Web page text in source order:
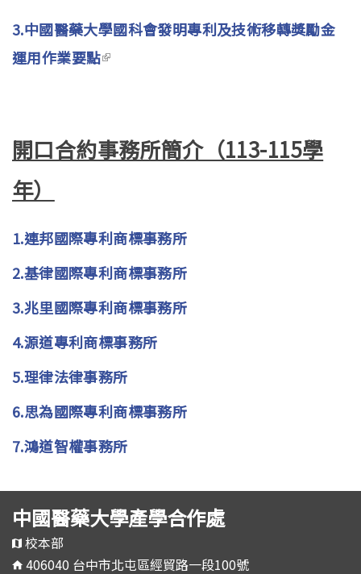
3.中國醫藥大學國科會發明專利及技術移轉獎勵金
運用作業要點(link is external)
開口合約事務所簡介（113-115學
年）
1.連邦國際專利商標事務所
2.基律國際專利商標事務所
3.兆里國際專利商標事務所
4.源道專利商標事務所
5.理律法律事務所
6.思為國際專利商標事務所
7.鴻道智權事務所
中國醫藥大學產學合作處
校本部
406040 台中市北屯區經貿路一段100號